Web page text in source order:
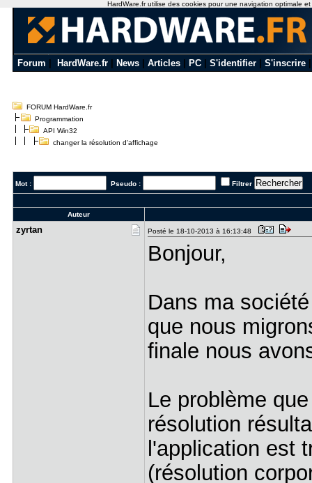
Forum HardWare.fr News Articles PC S'identifier S'inscrire
FORUM HardWare.fr
Programmation
API Win32
changer la résolution d'affichage
Mot : Pseudo : Filtrer
Auteur
zyrtan Posté le 18-10-2013 à 16:13:48
Bonjour,
Dans ma
que nous
finale nous
Le problème
résolution
l'application est
(résolution
HardWare.fr utilise des cookies pour une navigation optimale